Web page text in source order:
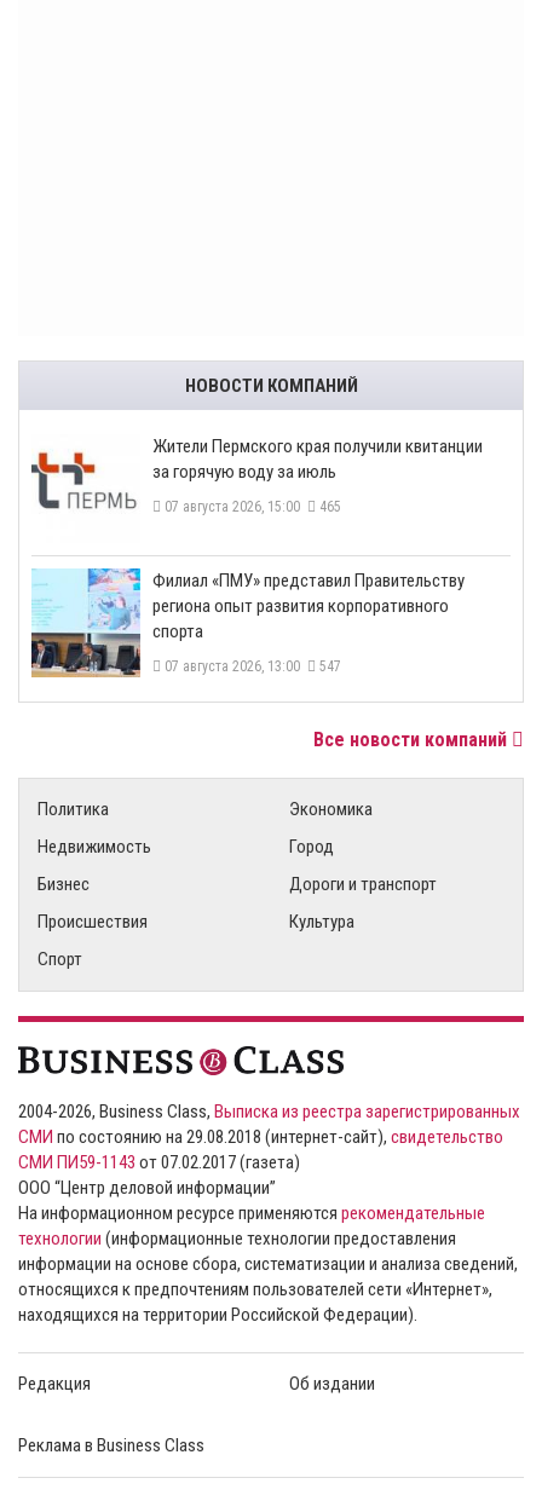
НОВОСТИ КОМПАНИЙ
​Жители Пермского края получили квитанции
за горячую воду за июль
07 августа 2026, 15:00 465
​Филиал «ПМУ» представил Правительству
региона опыт развития корпоративного
спорта
07 августа 2026, 13:00 547
Все новости компаний
Политика
Экономика
Недвижимость
Город
Бизнес
Дороги и транспорт
Происшествия
Культура
Спорт
2004-2026, Business Class, Выписка из реестра зарегистрированных
СМИ по состоянию на 29.08.2018 (интернет-сайт), свидетельство
СМИ ПИ59-1143 от 07.02.2017 (газета)
ООО “Центр деловой информации”
На информационном ресурсе применяются рекомендательные
технологии (информационные технологии предоставления
информации на основе сбора, систематизации и анализа сведений,
относящихся к предпочтениям пользователей сети «Интернет»,
находящихся на территории Российской Федерации).
Редакция Об издании
Реклама в Business Class